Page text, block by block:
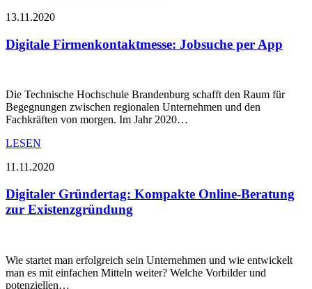
13.11.2020
Digitale Firmenkontaktmesse: Jobsuche per App
Die Technische Hochschule Brandenburg schafft den Raum für
Begegnungen zwischen regionalen Unternehmen und den
Fachkräften von morgen. Im Jahr 2020…
LESEN
11.11.2020
Digitaler Gründertag: Kompakte Online-Beratung
zur Existenzgründung
Wie startet man erfolgreich sein Unternehmen und wie entwickelt
man es mit einfachen Mitteln weiter? Welche Vorbilder und
potenziellen…